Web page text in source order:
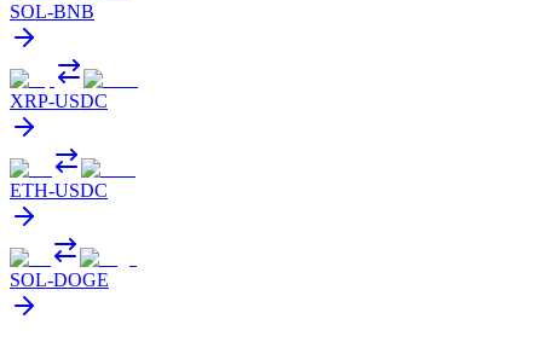
SOL-BNB
XRP-USDC
ETH-USDC
SOL-DOGE